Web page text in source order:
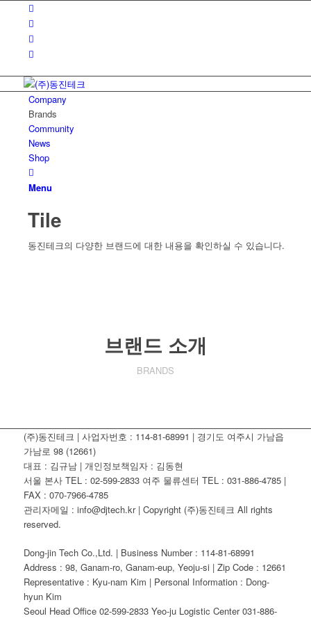
Company
Brands
Community
News
Shop
Menu
Tile
동진테크의 다양한 브랜드에 대한 내용을 확인하실 수 있습니다.
브랜드 소개
BRANDS
(주)동진테크 | 사업자번호 : 114-81-68991 | 경기도 여주시 가남읍
가남로 98 (12661)
대표 : 김규남 | 개인정보책임자 : 김동현
서울 본사 TEL : 02-599-2833 여주 물류센터 TEL : 031-886-4785 |
FAX : 070-7966-4785
관리자메일 : info@djtech.kr | Copyright (주)동진테크 All rights
reserved.
Dong-jin Tech Co.,Ltd. | Business Number : 114-81-68991
Address : 98, Ganam-ro, Ganam-eup, Yeoju-si | Zip Code : 12661
Representative : Kyu-nam Kim | Personal Information : Dong-
hyun Kim
Seoul Head Office 02-599-2833 Yeo-ju Logistic Center 031-886-